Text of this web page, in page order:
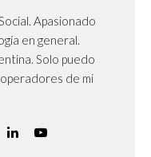
Apasionado
en general.
Solo puedo
de mi